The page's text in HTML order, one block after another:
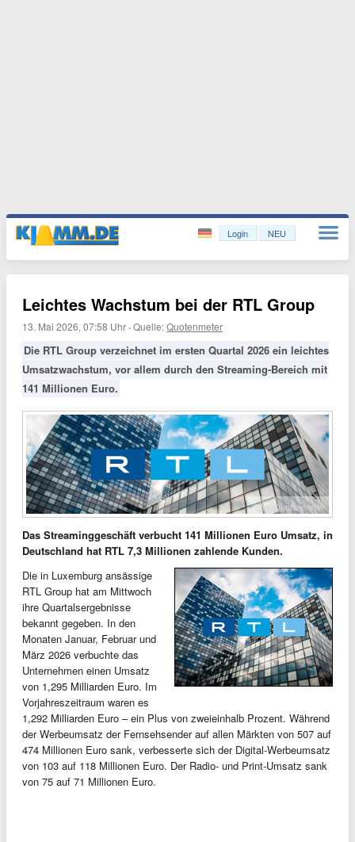
Login NEU
Leichtes Wachstum bei der RTL Group
13. Mai 2026, 07:58 Uhr ·Quelle:Quotenmeter
Die RTL Group verzeichnet im ersten Quartal 2026 ein leichtes
Umsatzwachstum, vor allem durch den Streaming-Bereich mit
141 Millionen Euro.
Bild: Quotenmeter
Das Streaminggeschäft verbucht 141 Millionen Euro Umsatz, in
Deutschland hat RTL 7,3 Millionen zahlende Kunden.
Die in Luxemburg ansässige
RTL Group hat am Mittwoch
ihre Quartalsergebnisse
bekannt gegeben. In den
Monaten Januar, Februar und
März 2026 verbuchte das
Unternehmen einen Umsatz
von 1,295 Milliarden Euro. Im
Vorjahreszeitraum waren es
1,292 Milliarden Euro – ein Plus von zweieinhalb Prozent. Während
der Werbeumsatz der Fernsehsender auf allen Märkten von 507 auf
474 Millionen Euro sank, verbesserte sich der Digital-Werbeumsatz
von 103 auf 118 Millionen Euro. Der Radio- und Print-Umsatz sank
von 75 auf 71 Millionen Euro.